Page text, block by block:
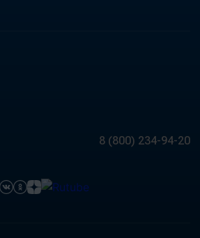
8 (800) 234-94-20